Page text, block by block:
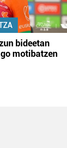
bideetan
motibatzen